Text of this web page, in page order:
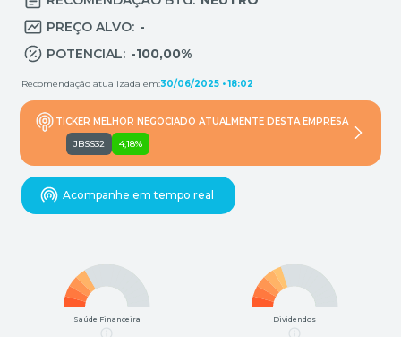
TICKER MELHOR NEGOCIADO ATUALMENTE DESTA EMPRESA
JBSS32
4,18%
Acompanhe em tempo real
PREÇO ALVO: -
POTENCIAL: -100,00%
Recomendação atualizada em:30/06/2025 • 18:02
Saúde Financeira Dividendos